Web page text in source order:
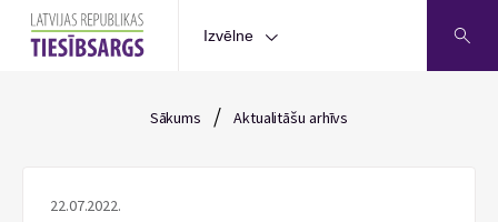
Izvēlne
Sākums / Aktualitāšu arhīvs
22.07.2022.